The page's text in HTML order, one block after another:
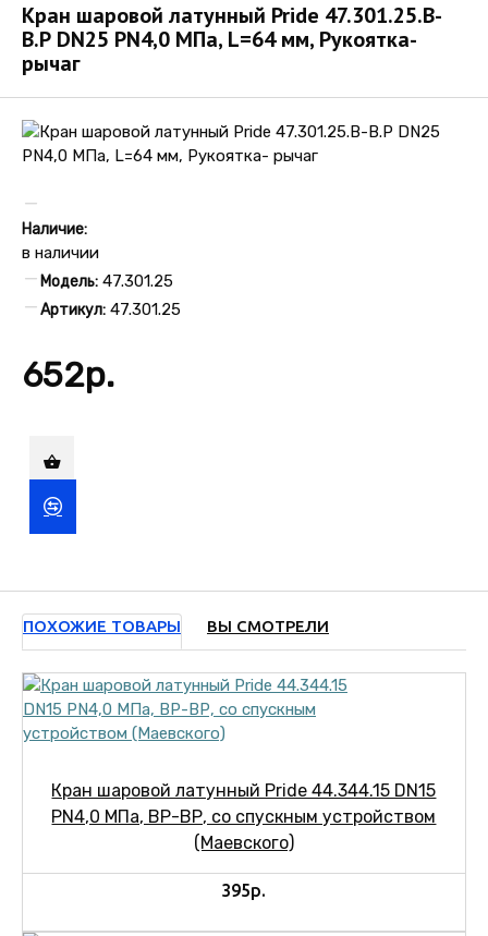
Кран шаровой латунный Pride 47.301.25.В-
В.Р DN25 PN4,0 МПа, L=64 мм, Рукоятка-
рычаг
Наличие:
в наличии
Модель: 47.301.25
Артикул: 47.301.25
652р.
ПОХОЖИЕ ТОВАРЫ ВЫ СМОТРЕЛИ
Кран шаровой латунный Pride 44.344.15 DN15
PN4,0 МПа, ВР-ВР, со спускным устройством
(Маевского)
395р.